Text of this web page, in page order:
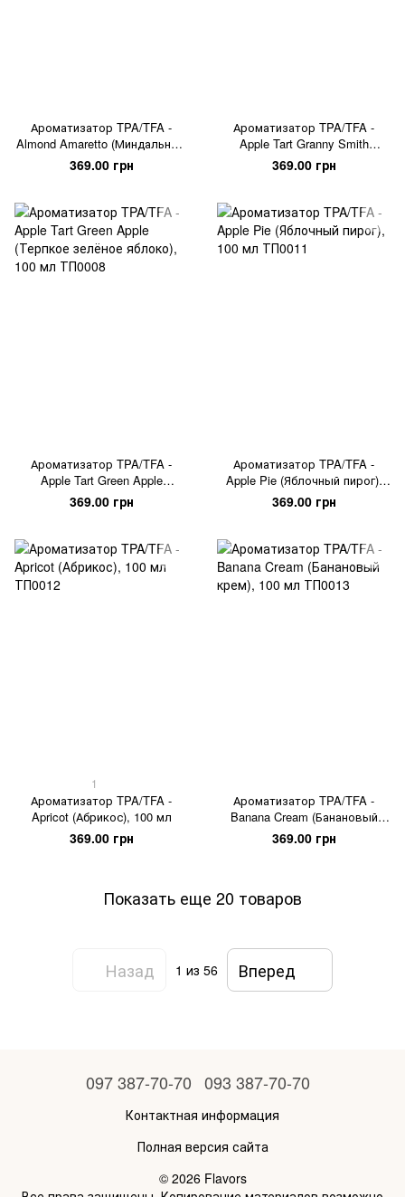
Ароматизатор TPA/TFA -
Almond Amaretto (Миндальный
Амаретто), 100 мл
369.00 грн
Ароматизатор TPA/TFA -
Apple Tart Granny Smith
(Яблоко Грени Смит), 100 мл
369.00 грн
Ароматизатор TPA/TFA -
Apple Tart Green Apple
(Терпкое зелёное яблоко),
369.00 грн
Ароматизатор TPA/TFA -
Apple Pie (Яблочный пирог),
100 мл
369.00 грн
1
Ароматизатор TPA/TFA -
Apricot (Абрикос), 100 мл
369.00 грн
Ароматизатор TPA/TFA -
Banana Cream (Банановый
крем), 100 мл
369.00 грн
Показать еще 20 товаров
Назад 1 из 56 Вперед
097 387-70-70 093 387-70-70
Контактная информация
Полная версия сайта
© 2026 Flavors